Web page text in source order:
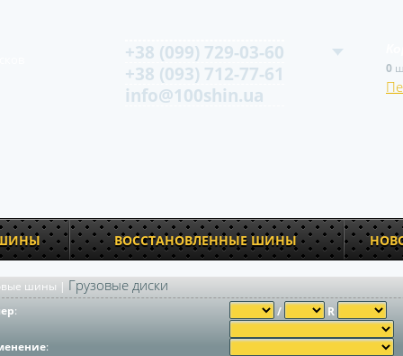
+38 (099) 729-03-60
+38 (093) 712-77-61
info@100shin.ua
0
ВОССТАНОВЛЕННЫЕ ШИНЫ
шины | Грузовые диски
: / R
: